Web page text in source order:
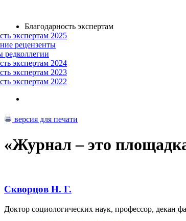
Благодарность экспертам
экспертам 2025
рецензенты
редколлегии
экспертам 2024
экспертам 2023
экспертам 2022
версия для печати
«Журнал – это
Скворцов Н. Г.
Доктор социологических наук, профессор, декан